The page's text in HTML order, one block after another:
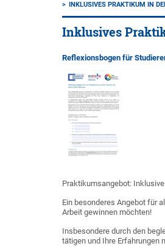
INKLUSIVES PRAKTIKUM IN
Inklusives
Reflexionsbogen für
Praktikumsangebot:
Ein besonderes Angebot für
Arbeit gewinnen möchten!
Insbesondere durch den
tätigen und Ihre Erfahrungen